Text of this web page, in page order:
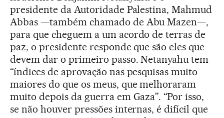
presidente da Autoridade Palestina, Mahmud
Abbas —também chamado de Abu Mazen—,
para que cheguem a um acordo de terras de
paz, o presidente responde que são eles que
devem dar o primeiro passo. Netanyahu tem
“índices de aprovação nas pesquisas muito
maiores do que os meus, que melhoraram
muito depois da guerra em Gaza”. “Por isso,
se não houver pressões internas, é difícil que